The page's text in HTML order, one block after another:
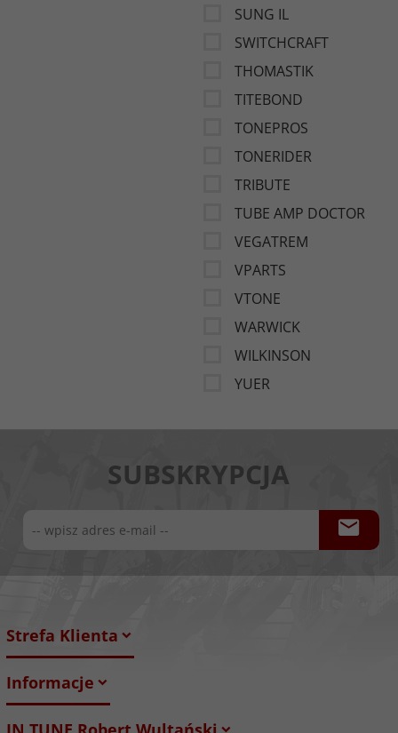
SUNG IL
SWITCHCRAFT
THOMASTIK
TITEBOND
TONEPROS
TONERIDER
TRIBUTE
TUBE AMP DOCTOR
VEGATREM
VPARTS
VTONE
WARWICK
WILKINSON
YUER
SUBSKRYPCJA
Strefa Klienta
Informacje